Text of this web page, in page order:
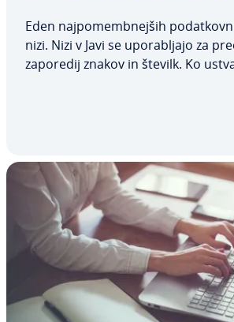
Eden naj­po­memb­nej­ših
nizi. Nizi v Javi se upo­ra­blja­jo za
zaporedij znakov in številk. Ko